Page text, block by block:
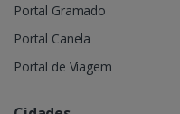
Portal Gramado
Portal Canela
Portal de Viagem